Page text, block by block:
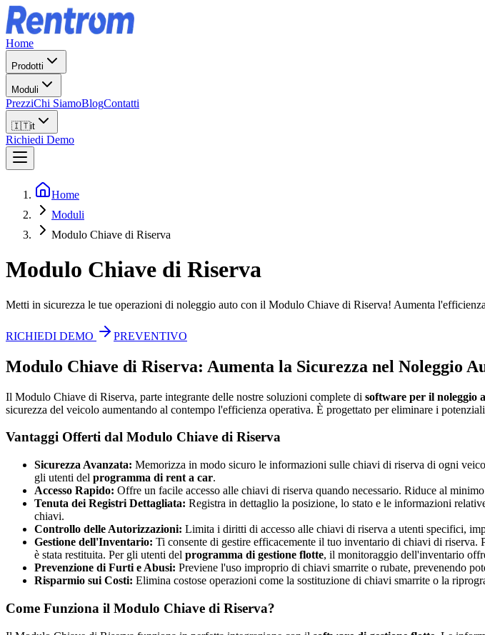
Home
Prodotti
Moduli
PrezziChi SiamoBlogContatti
🇮🇹it
Richiedi Demo
Home
Moduli
Modulo Chiave di Riserva
Modulo Chiave di Riserva
Metti in sicurezza le tue operazioni di noleggio auto con il Modulo Chiave di Riserva! Aumenta
RICHIEDI DEMO PREVENTIVO
Modulo Chiave di Riserva: Aumenta la Sicurezza nel Noleggio
Il Modulo Chiave di Riserva, parte integrante delle nostre soluzioni complete di software per il noleggio
sicurezza del veicolo aumentando al contempo l'efficienza operativa. È progettato per eliminare i
Vantaggi Offerti dal Modulo Chiave di Riserva
Sicurezza Avanzata: Memorizza in modo sicuro le informazioni sulle chiavi di riserva di ogni
gli utenti del programma di rent a car.
Accesso Rapido: Offre un facile accesso alle chiavi di riserva quando necessario. Riduce al
Tenuta dei Registri Dettagliata: Registra in dettaglio la posizione, lo stato e le informazioni
chiavi.
Controllo delle Autorizzazioni: Limita i diritti di accesso alle chiavi di riserva a utenti specifici,
Gestione dell'Inventario: Ti consente di gestire efficacemente il tuo inventario di chiavi di
è stata restituita. Per gli utenti del programma di gestione flotte, il monitoraggio dell'inventario
Prevenzione di Furti e Abusi: Previene l'uso improprio di chiavi smarrite o rubate, prevenendo
Risparmio sui Costi: Elimina costose operazioni come la sostituzione di chiavi smarrite o la
Come Funziona il Modulo Chiave di Riserva?